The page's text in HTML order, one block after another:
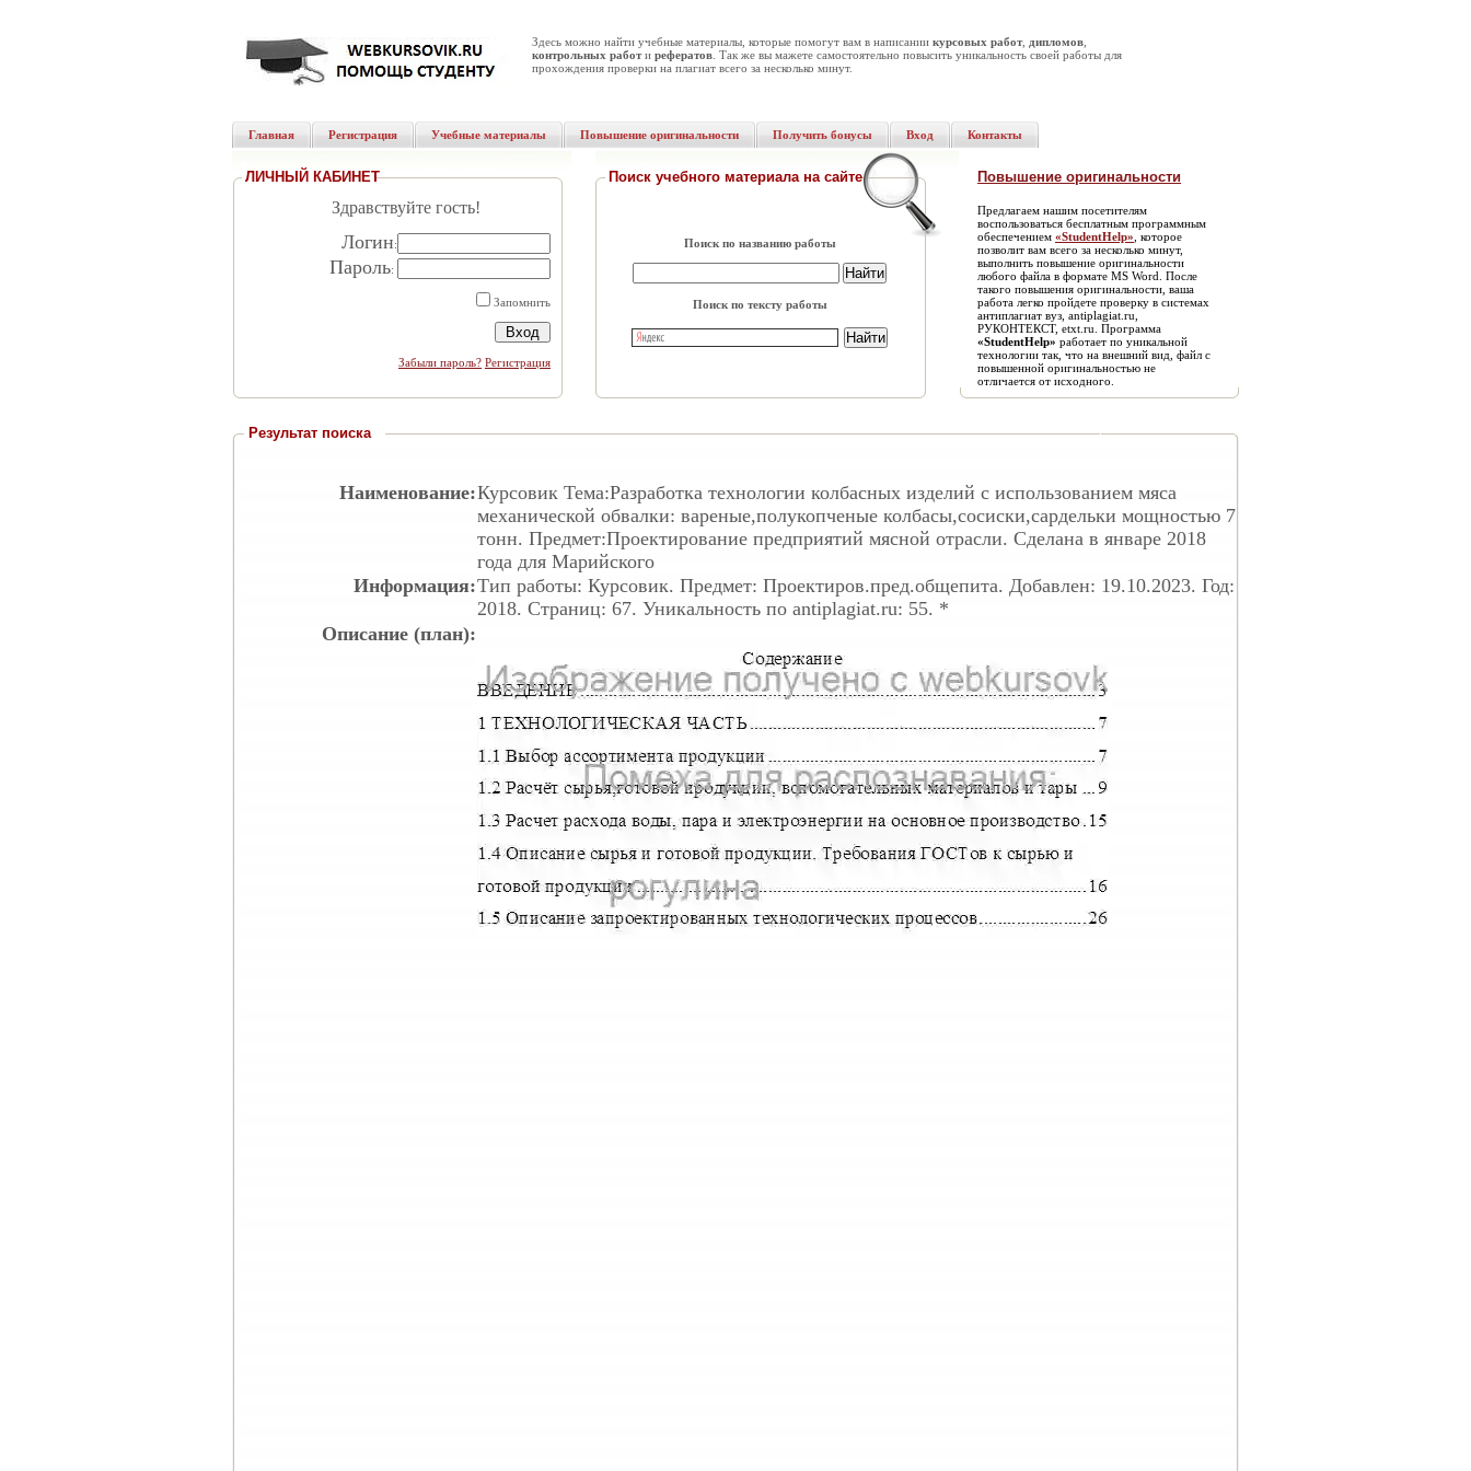
Здесь можно найти учебные материалы, которые помогут вам в написании курсовых работ, дипломов
контрольных работи рефератов . Так же вы мажете самостоятельно повысить уникальность своей работы для
прохождения проверки на плагиат всего за несколько минут.
Главная Регистрация Учебные материалы Повышение оригинальности Получить бонусы Вход Контакты
ЛИЧНЫЙ КАБИНЕТ
Здравствуйте гость!
Логин:
Пароль:
Запомнить
Забыли пароль? Регистрация
Поиск учебного материала на сайте
Поиск по названию работы
Поиск по тексту работы
Повышение оригинальности
Предлагаем нашим посетителям
воспользоваться бесплатным программным
обеспечением «StudentHelp» , которое
позволит вам всего за несколько минут,
выполнить повышение оригинальности
любого файла в формате MS Word. После
такого повышения оригинальности, ваша
работа легко пройдете проверку в системах
антиплагиат вуз, antiplagiat.ru,
РУКОНТЕКСТ, etxt.ru. Программа
«StudentHelp» работает по уникальной
технологии так, что на внешний вид, файл с
повышенной оригинальностью не
отличается от исходного.
Результат поиска
Наименование:Курсовик Тема:Разработка технологии колбасных изделий с использованием мяса
механической обвалки: вареные,полукопченые колбасы,сосиски,сардельки мощностью 7
тонн. Предмет:Проектирование предприятий мясной отрасли. Сделана в январе 2018
года для Марийского
Информация:Тип работы: Курсовик. Предмет: Проектиров.пред.общепита. Добавлен: 19.10.2023. Год:
2018. Страниц: 67. Уникальность по antiplagiat.ru: 55. *
Описание (план):